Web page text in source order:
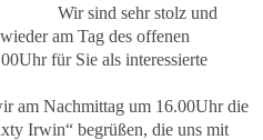
Wir sind sehr stolz und
am Tag des offenen
für Sie als interessierte
am Nachmittag um 16.00Uhr die
Irwin“ begrüßen, die uns mit